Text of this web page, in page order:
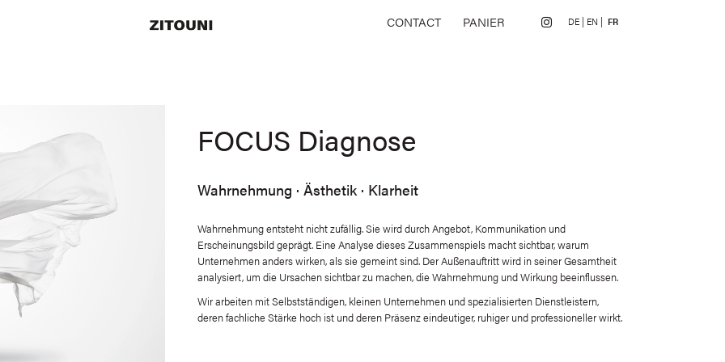
DE EN FR
Rechts
PANIER
CONTACT
FOCUS Diagnose
Wahrnehmung · Ästhetik · Klarheit
Wahrnehmung entsteht nicht zufällig. Sie wird durch Angebot, Kommunikation und
Erscheinungsbild geprägt. Eine Analyse dieses Zusammenspiels macht sichtbar, warum
Unternehmen anders wirken, als sie gemeint sind. Der Außenauftritt wird in seiner Gesamtheit
analysiert, um die Ursachen sichtbar zu machen, die Wahrnehmung und Wirkung beeinflussen.
Wir arbeiten mit Selbstständigen, kleinen Unternehmen und spezialisierten Dienstleistern,
deren fachliche Stärke hoch ist und deren Präsenz eindeutiger, ruhiger und professioneller wirkt.